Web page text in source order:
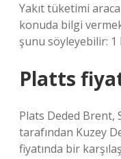
Yakıt tüketimi
konuda bilgi
şunu söyleyebilir:
Platts
Plats Deded Brent,
tarafından Kuzey
fiyatında bir